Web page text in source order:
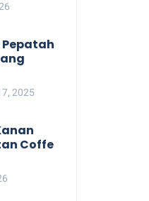
2025
Coffe